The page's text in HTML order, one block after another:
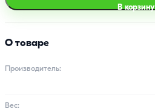
В корзину
О товаре
Производитель:
Вес: